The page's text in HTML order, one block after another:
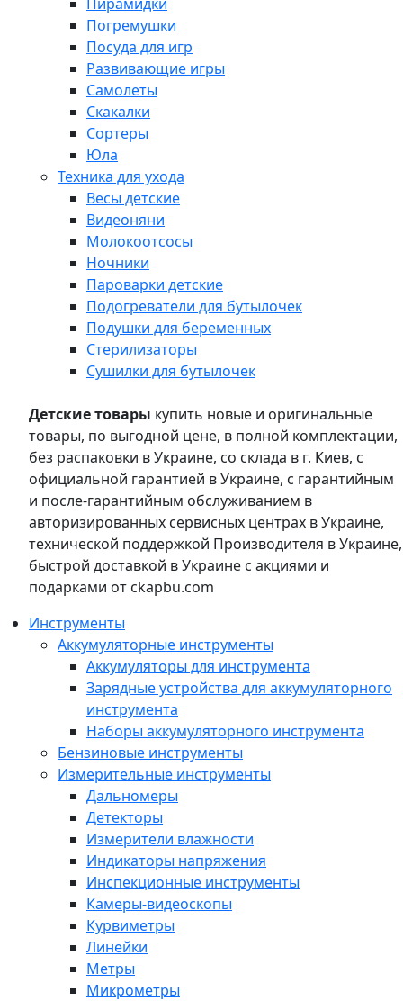
Погремушки
Посуда для игр
Развивающие игры
Самолеты
Скакалки
Сортеры
Юла
Техника для ухода
Весы детские
Видеоняни
Молокоотсосы
Ночники
Пароварки детские
Подогреватели для бутылочек
Подушки для беременных
Стерилизаторы
Сушилки для бутылочек
Детские товары купить новые и оригинальные
товары, по выгодной цене, в полной комплектации,
без распаковки в Украине, со склада в г. Киев, с
официальной гарантией в Украине, с гарантийным
и после-гарантийным обслуживанием в
авторизированных сервисных центрах в Украине,
технической поддержкой Производителя в Украине,
быстрой доставкой в Украине с акциями и
подарками от ckapbu.com
Инструменты
Аккумуляторные инструменты
Аккумуляторы для инструмента
Зарядные устройства для аккумуляторного
инструмента
Наборы аккумуляторного инструмента
Бензиновые инструменты
Измерительные инструменты
Дальномеры
Детекторы
Измерители влажности
Индикаторы напряжения
Инспекционные инструменты
Камеры-видеоскопы
Курвиметры
Линейки
Метры
Микрометры